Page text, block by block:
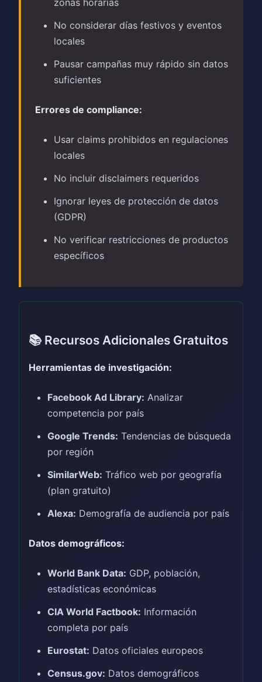
No considerar días festivos y eventos
locales
Pausar campañas muy rápido sin datos
suficientes
Errores de compliance:
Usar claims prohibidos en regulaciones
locales
No incluir disclaimers requeridos
Ignorar leyes de protección de datos
(GDPR)
No verificar restricciones de productos
específicos
📚 Recursos Adicionales Gratuitos
Herramientas de investigación:
Facebook Ad Library: Analizar
competencia por país
Google Trends: Tendencias de búsqueda
por región
SimilarWeb: Tráfico web por geografía
(plan gratuito)
Alexa: Demografía de audiencia por país
Datos demográficos:
World Bank Data: GDP, población,
estadísticas económicas
CIA World Factbook: Información
completa por país
Eurostat: Datos oficiales europeos
Census.gov: Datos demográficos